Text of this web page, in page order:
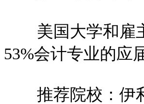
美国大学和雇主
53%会计专业的应
推荐院校：伊利